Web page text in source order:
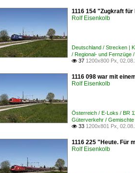
1116 154 "Zugkraft
Rolf Eisenkolb
Deutschland / Strecken |
/ Regional- und
 37 1200x800 Px,
1116 098 war mit
Rolf Eisenkolb
Österreich / E-Loks / BR
Güterverkehr /
 33 1200x801 Px,
1116 225 "Heute. Für
Rolf Eisenkolb